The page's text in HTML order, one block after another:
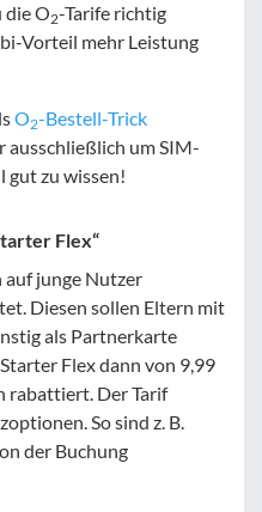
die O2-Tarife richtig
Vorteil mehr Leistung
O2-Bestell-Trick
ausschließlich um SIM-
gut zu wissen!
Flex“
auf junge Nutzer
Diesen sollen Eltern mit
als Partnerkarte
Flex dann von 9,99
rabattiert. Der Tarif
So sind z. B.
der Buchung